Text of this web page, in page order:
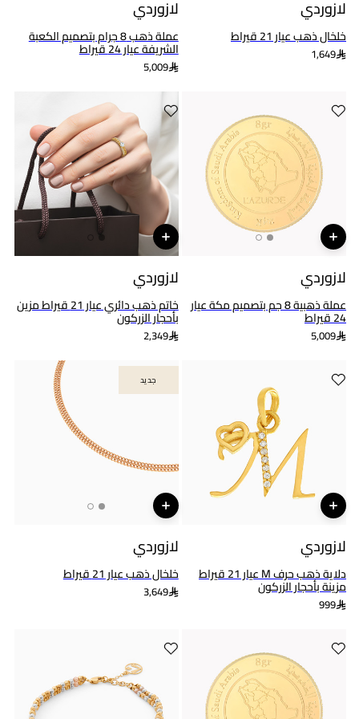
لازوردي
خلخال ذهب عيار 21 قيراط
1,649
لازوردي
عملة ذهب 8 جرام بتصميم الكعبة
الشريفة عيار 24 قيراط
5,009
لازوردي
عملة ذهبية 8 جم بتصميم مكة عيار
24 قيراط
5,009
لازوردي
خاتم ذهب دائري عيار 21 قيراط مزين
بأحجار الزركون
2,349
لازوردي
دلاية ذهب حرف M عيار 21 قيراط
مزينة بأحجار الزركون
999
جديد
جديد
لازوردي
خلخال ذهب عيار 21 قيراط
3,649